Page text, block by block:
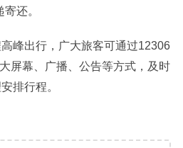
还。
峰出行，广大旅客可通过12306
屏幕、广播、公告等方式，及时
排行程。